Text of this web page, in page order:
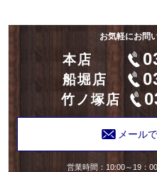
お気軽にお問
本店
船堀店
竹ノ塚店
メール
営業時間：10:00～19：